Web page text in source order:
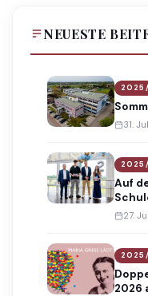
NEUESTE
31.
Auf
27.
2026